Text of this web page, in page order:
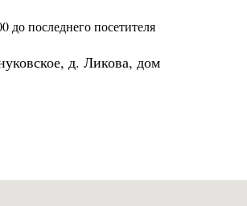
до последнего посетителя
д. Ликова, дом